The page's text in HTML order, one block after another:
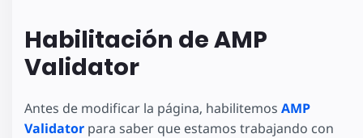
Habilitación de AMP
Validator
Antes de modificar la página, habilitemos AMP
Validator para saber que estamos trabajando con